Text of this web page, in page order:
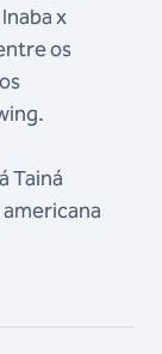
x
os
Tainá